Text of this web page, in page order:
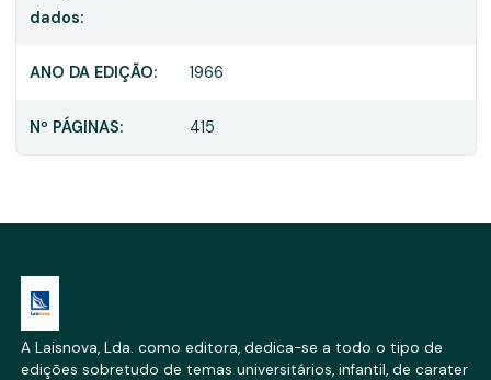
dados:
ANO DA EDIÇÃO: 1966
Nº PÁGINAS: 415
A Laisnova, Lda. como editora, dedica-se a todo o tipo de
edições sobretudo de temas universitários, infantil, de carater